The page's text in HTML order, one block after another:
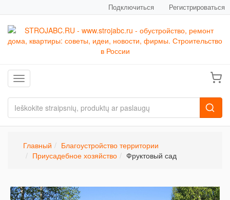
Подключиться Регистрироваться
Toggle navigation
Главный
Благоустройство территории
Приусадебное хозяйство
Фруктовый сад